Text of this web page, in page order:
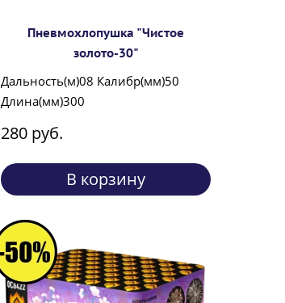
Пневмохлопушка "Чистое
золото-30"
Дальность(м)08 Калибр(мм)50
Длина(мм)300
280 руб.
В корзину